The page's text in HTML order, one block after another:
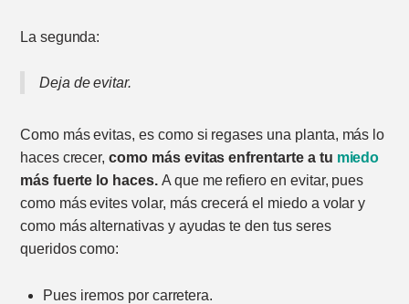
La segunda:
Deja de evitar.
Como más evitas, es como si regases una planta, más lo
haces crecer,como más evitas enfrentarte a tu miedo
más fuerte lo haces. A que me refiero en evitar, pues
como más evites volar, más crecerá el miedo a volar y
como más alternativas y ayudas te den tus seres
queridos como:
Pues iremos por carretera.